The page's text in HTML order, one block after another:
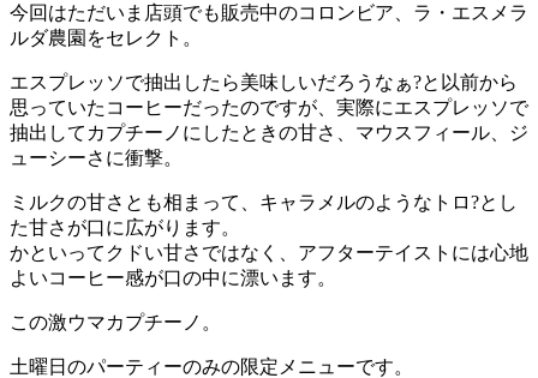
今回はただいま店頭でも販売中のコロンビア、ラ・エスメラ
ルダ農園をセレクト。
エスプレッソで抽出したら美味しいだろうなぁ?と以前から
思っていたコーヒーだったのですが、実際にエスプレッソで
抽出してカプチーノにしたときの甘さ、マウスフィール、ジ
ューシーさに衝撃。
ミルクの甘さとも相まって、キャラメルのようなトロ?とし
た甘さが口に広がります。
かといってクドい甘さではなく、アフターテイストには心地
よいコーヒー感が口の中に漂います。
この激ウマカプチーノ。
土曜日のパーティーのみの限定メニューです。